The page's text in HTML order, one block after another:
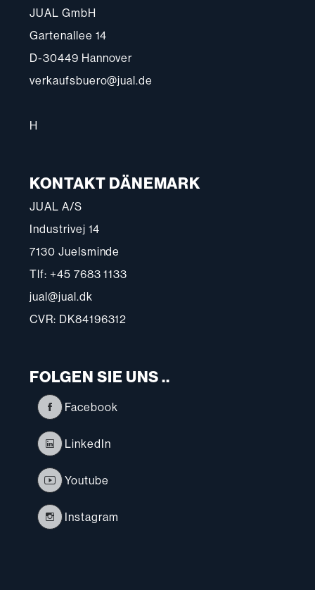
JUAL GmbH
Gartenallee 14
D-30449 Hannover
verkaufsbuero@jual.de
H
KONTAKT DÄNEMARK
JUAL A/S
Industrivej 14
7130 Juelsminde
Tlf: +45 7683 1133
jual@jual.dk
CVR: DK84196312
FOLGEN SIE UNS ..
Facebook
LinkedIn
Youtube
Instagram